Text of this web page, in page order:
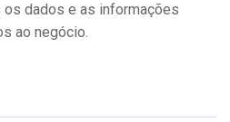
dados e as informações
ao negócio.